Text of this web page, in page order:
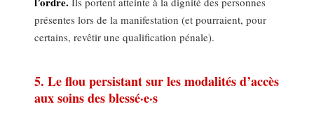
présentes lors de la manifestation (et pourraient, pour
certains, revêtir une qualification pénale).
5. Le flou persistant sur les modalités d’accès
aux soins des blessé·e·s